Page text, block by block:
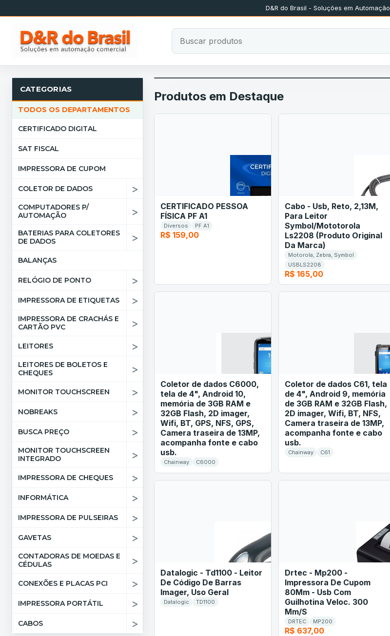
D&R do Brasil - Soluções em Automação
CATEGORIAS
TODOS OS DEPARTAMENTOS
CERTIFICADO DIGITAL
SAT FISCAL
IMPRESSORA DE CUPOM
COLETOR DE DADOS >
COMPUTADORES P/
AUTOMAÇÃO
>
BATERIAS PARA COLETORES
DE DADOS
>
BALANÇAS
RELÓGIO DE PONTO >
IMPRESSORA DE ETIQUETAS >
IMPRESSORA DE CRACHÁS E
CARTÃO PVC
>
LEITORES >
LEITORES DE BOLETOS E
CHEQUES
>
MONITOR TOUCHSCREEN >
NOBREAKS >
BUSCA PREÇO >
MONITOR TOUCHSCREEN
INTEGRADO
>
IMPRESSORA DE CHEQUES >
INFORMÁTICA >
IMPRESSORA DE PULSEIRAS >
GAVETAS >
CONTADORAS DE MOEDAS E
CÉDULAS
>
CONEXÕES E PLACAS PCI >
IMPRESSORA PORTÁTIL >
CABOS >
Produtos em Destaque
CERTIFICADO PESSOA
FÍSICA PF A1
Diversos PF A1
R$ 159,00
Cabo - Usb, Reto, 2,13M,
Para Leitor
Symbol/Mototorola
Ls2208 (Produto Original
Da Marca)
Motorola, Zebra, Symbol
USBLS2208
R$ 165,00
Coletor de dados C6000,
tela de 4", Android 10,
memória de 3GB RAM e
32GB Flash, 2D imager,
Wifi, BT, GPS, NFS, GPS,
Camera traseira de 13MP,
acompanha fonte e cabo
usb.
Chainway C6000
Coletor de dados C61, tela
de 4", Android 9, memória
de 3GB RAM e 32GB Flash,
2D imager, Wifi, BT, NFS,
Camera traseira de 13MP,
acompanha fonte e cabo
usb.
Chainway C61
Datalogic - Td1100 - Leitor
De Código De Barras
Imager, Uso Geral
Datalogic TD1100
Drtec - Mp200 -
Impressora De Cupom
80Mm - Usb Com
Guilhotina Veloc. 300
Mm/S
DRTEC MP200
R$ 637,00